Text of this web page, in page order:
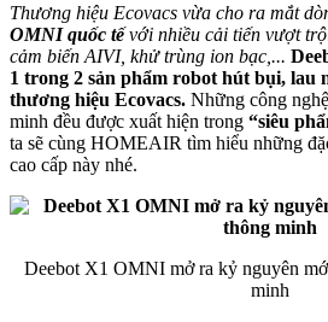
Thương hiệu Ecovacs vừa cho ra mắt
OMNI quốc tếvới nhiều cải tiến vượt
cảm biến AIVI, khử trùng ion bạc,...
1 trong 2 sản phẩm robot hút bụi, lau
thương hiệu Ecovacs. Những công
minh đều được xuất hiện trong “siêu
ta sẽ cùng HOMEAIR tìm hiểu những
cao cấp này nhé.
Deebot X1 OMNI mở ra kỷ nguyên
minh